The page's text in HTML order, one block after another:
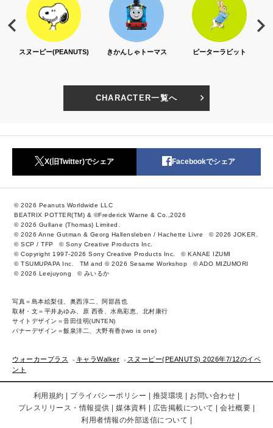
スヌーピー(PEANUTS) きかんしゃトーマス ピーターラビット
CHARACTER一覧へ
X(旧Twitter)でシェア Facebookでシェア
© 2026 Peanuts Worldwide LLC
BEATRIX POTTER(TM) & ©Frederick Warne & Co.,2026
© 2026 Gullane (Thomas) Limited.
© 2026 Anne Gutman & Georg Hallensleben / Hachette Livre
© 2026 JOKER.
© SCP / TFP
© Sony Creative Products Inc.
© Copyright 1997-2026 Sony Creative Products Inc.
© KANAE IZUMI
© TSUMUPAPA Inc.
TM and © 2026 Sesame Workshop
© ADO MIZUMORI
© 2026 Leejuyong
© みいるか
写真＝島本絵梨佳、奥西淳二、阿部昌也
取材・文＝平井あゆみ、原 西香、水島彩恵、北村康行
サイトデザイン＝音田佳明(UNTEN)
バナーデザイン＝飯泉洋二、大野有香(two is one)
ウォーカープラス キャラWalker
スヌーピー(PEANUTS) 2026年7/12のイベ
ント
利用規約 プライバシーポリシー 推奨環境
お問い合わせ
プレスリリース・情報提供
媒体資料 広告掲載について
会社概要
利用者情報の外部送信について